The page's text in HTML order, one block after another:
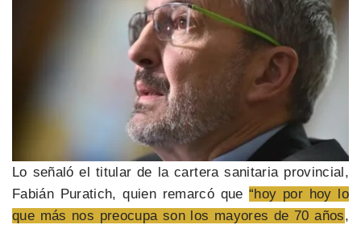
Lo señaló el titular de la cartera sanitaria provincial,
Fabián Puratich, quien remarcó que“hoy por hoy lo
que más nos preocupa son los mayores de 70 años,